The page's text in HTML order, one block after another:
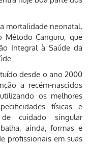
mortalidade neonatal,
Canguru, que
Integral à Saúde da
desde o ano 2000
a recém-nascidos
os melhores
físicas e
cuidado singular
ainda, formas e
profissionais em suas